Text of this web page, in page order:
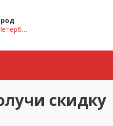
Санкт-Петербург
скидку